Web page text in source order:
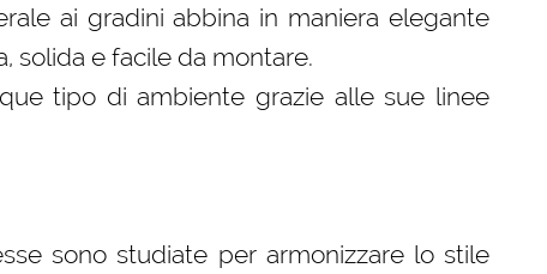
ai gradini abbina in maniera elegante
solida e facile da montare.
tipo di ambiente grazie alle sue linee
sono studiate per armonizzare lo stile